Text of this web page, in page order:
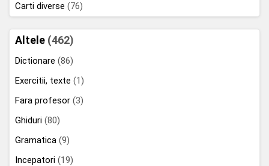
Carti diverse (76)
Altele (462)
Dictionare (86)
Exercitii, texte (1)
Fara profesor (3)
Ghiduri (80)
Gramatica (9)
Incepatori (19)